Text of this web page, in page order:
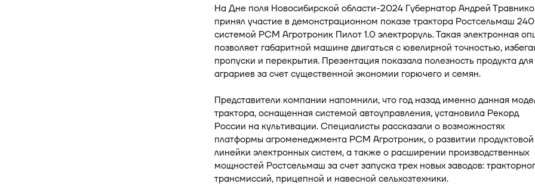
На Дне поля Новосибирской области-2024 Губернатор Андрей
принял участие в демонстрационном показе трактора Ростсельмаш
системой РСМ Агротроник Пилот 1.0 электроруль. Такая электронная
позволяет габаритной машине двигаться с ювелирной точностью,
пропуски и перекрытия. Презентация показала полезность продукта для
аграриев за счет существенной экономии горючего и семян.
Представители компании напомнили, что год назад именно данная
трактора, оснащенная системой автоуправления, установила Рекорд
России на культивации. Специалисты рассказали о возможностях
платформы агроменеджмента РСМ Агротроник, о развитии продуктовой
линейки электронных систем, а также о расширении производственных
мощностей Ростсельмаш за счет запуска трех новых заводов:
трансмиссий, прицепной и навесной сельхозтехники.